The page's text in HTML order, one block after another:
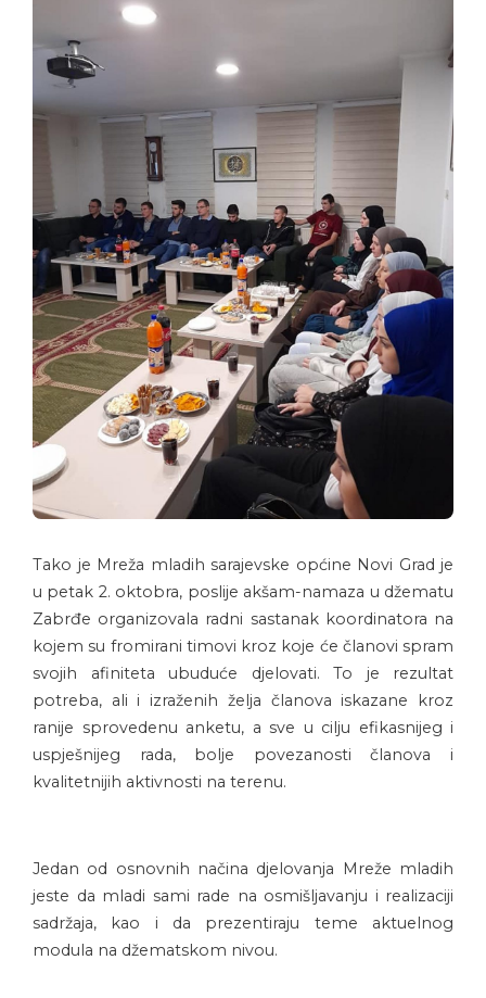
Tako je Mreža mladih sarajevske općine Novi Grad je
u petak 2. oktobra, poslije akšam-namaza u džematu
Zabrđe organizovala radni sastanak koordinatora na
kojem su fromirani timovi kroz koje će članovi spram
svojih afiniteta ubuduće djelovati. To je rezultat
potreba, ali i izraženih želja članova iskazane kroz
ranije sprovedenu anketu, a sve u cilju efikasnijeg i
uspješnijeg rada, bolje povezanosti članova i
kvalitetnijih aktivnosti na terenu.
Jedan od osnovnih načina djelovanja Mreže mladih
jeste da mladi sami rade na osmišljavanju i realizaciji
sadržaja, kao i da prezentiraju teme aktuelnog
modula na džematskom nivou.